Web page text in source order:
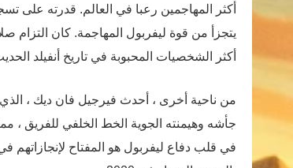
أكثر المهاجمين رعبا في العالم. قدرته على
يتجزأ من قوة ليفربول المهاجمة. كان التزام
أكثر الشخصيات المحبوبة في تاريخ أنفيلد
جأشه وهيمنته الجوية الخط الخلفي للفريق ،